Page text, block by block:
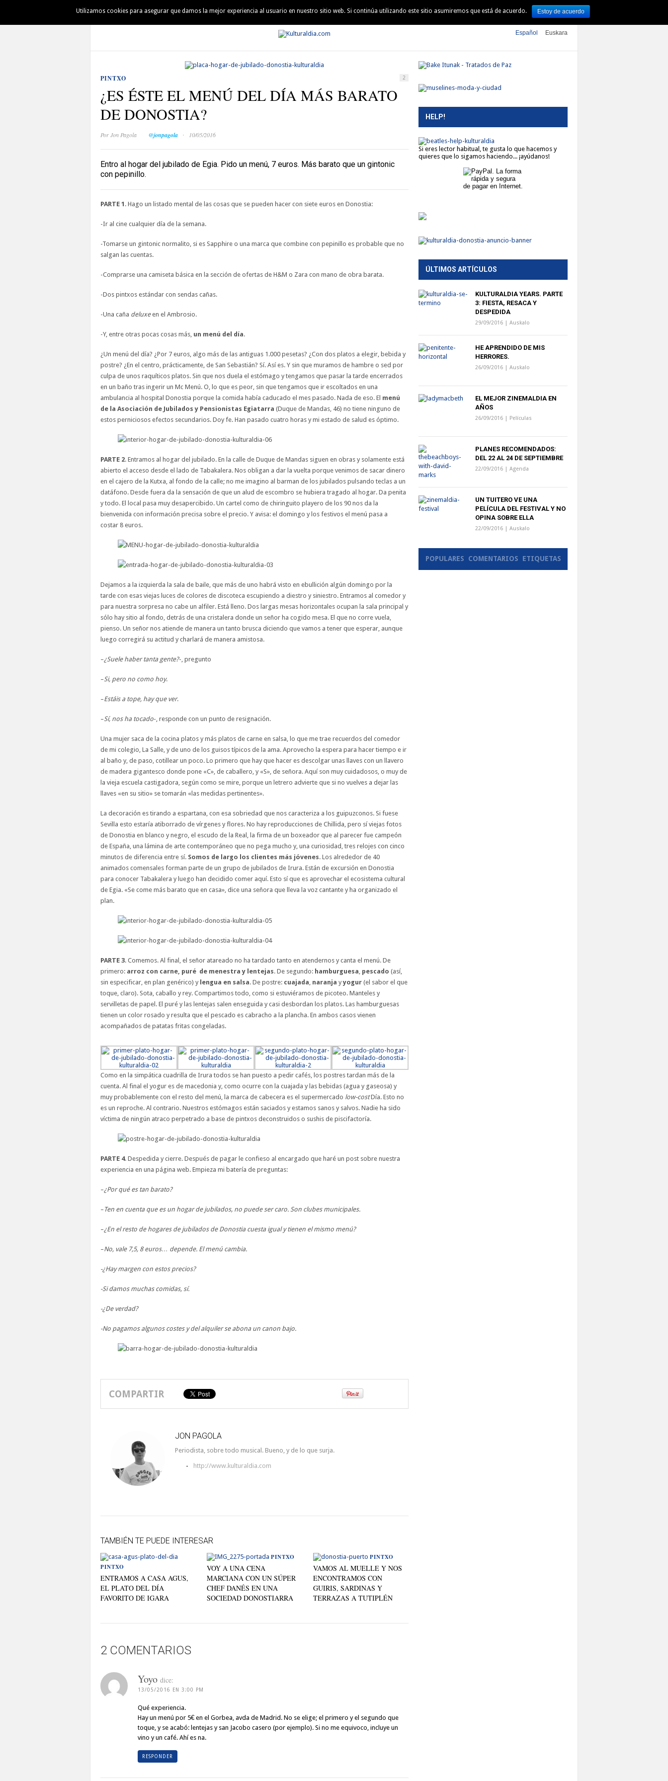
AUSKALO DENBORAPASA PINTXO QUIÉN ES QUIÉN AGENDA MÚSICA PELÍCULAS LECTURA ARTE DSS 2016
Español Euskara
PINTXO 2
¿ES ÉSTE EL MENÚ DEL DÍA MÁS BARATO
DE DONOSTIA?
PorJon Pagola @jonpagola · 10/05/2016
Entro al hogar del jubilado de Egia. Pido un menú, 7 euros. Más barato que un gintonic
con pepinillo.
PARTE 1 . Hago un listado mental de las cosas que se pueden hacer con siete euros en Donostia:
-Ir al cine cualquier día de la semana.
-Tomarse un gintonic normalito, si es Sapphire o una marca que combine con pepinillo es probable que no
salgan las cuentas.
-Comprarse una camiseta básica en la sección de ofertas de H&M o Zara con mano de obra barata.
-Dos pintxos estándar con sendas cañas.
-Una caña deluxeen el Ambrosio.
-Y, entre otras pocas cosas más, un menú del día.
¿Un menú del día? ¿Por 7 euros, algo más de las antiguas 1.000 pesetas? ¿Con dos platos a elegir, bebida y
postre? ¿En el centro, prácticamente, de San Sebastián? Sí. Así es. Y sin que muramos de hambre o sed por
culpa de unos raquíticos platos. Sin que nos duela el estómago y tengamos que pasar la tarde encerrados
en un baño tras ingerir un Mc Menú. O, lo que es peor, sin que tengamos que ir escoltados en una
ambulancia al hospital Donostia porque la comida había caducado el mes pasado. Nada de eso. El menú
de la Asociación de Jubilados y Pensionistas Egiatarra (Duque de Mandas, 46) no tiene ninguno de
estos perniciosos efectos secundarios. Doy fe. Han pasado cuatro horas y mi estado de salud es óptimo.
PARTE 2. Entramos al hogar del jubilado. En la calle de Duque de Mandas siguen en obras y solamente está
abierto el acceso desde el lado de Tabakalera. Nos obligan a dar la vuelta porque venimos de sacar dinero
en el cajero de la Kutxa, al fondo de la calle; no me imagino al barman de los jubilados pulsando teclas a un
datáfono. Desde fuera da la sensación de que un alud de escombro se hubiera tragado al hogar. Da penita
y todo. El local pasa muy desapercibido. Un cartel como de chiringuito playero de los 90 nos da la
bienvenida con información precisa sobre el precio. Y avisa: el domingo y los festivos el menú pasa a
costar 8 euros.
Dejamos a la izquierda la sala de baile, que más de uno habrá visto en ebullición algún domingo por la
tarde con esas viejas luces de colores de discoteca escupiendo a diestro y siniestro. Entramos al comedor y
para nuestra sorpresa no cabe un alfiler. Está lleno. Dos largas mesas horizontales ocupan la sala principal y
sólo hay sitio al fondo, detrás de una cristalera donde un señor ha cogido mesa. El que no corre vuela,
pienso. Un señor nos atiende de manera un tanto brusca diciendo que vamos a tener que esperar, aunque
luego corregirá su actitud y charlará de manera amistosa.
–¿Suele haber tanta gente?-, pregunto
–Si, pero no como hoy.
–Estáis a tope, hay que ver.
–Sí, nos ha tocado-, responde con un punto de resignación.
Una mujer saca de la cocina platos y más platos de carne en salsa, lo que me trae recuerdos del comedor
de mi colegio, La Salle, y de uno de los guisos típicos de la ama. Aprovecho la espera para hacer tiempo e ir
al baño y, de paso, cotillear un poco. Lo primero que hay que hacer es descolgar unas llaves con un llavero
de madera gigantesco donde pone «C», de caballero, y «S», de señora. Aquí son muy cuidadosos, o muy de
la vieja escuela castigadora, según como se mire, porque un letrero advierte que si no vuelves a dejar las
llaves «en su sitio» se tomarán «las medidas pertinentes».
La decoración es tirando a espartana, con esa sobriedad que nos caracteriza a los guipuzconos. Si fuese
Sevilla esto estaría atiborrado de vírgenes y flores. No hay reproducciones de Chillida, pero sí viejas fotos
de Donostia en blanco y negro, el escudo de la Real, la firma de un boxeador que al parecer fue campeón
de España, una lámina de arte contemporáneo que no pega mucho y, una curiosidad, tres relojes con cinco
minutos de diferencia entre sí. Somos de largo los clientes más jóvenes. Los alrededor de 40
animados comensales forman parte de un grupo de jubilados de Irura. Están de excursión en Donostia
para conocer Tabakalera y luego han decidido comer aquí. Esto sí que es aprovechar el ecosistema cultural
de Egia. «Se come más barato que en casa», dice una señora que lleva la voz cantante y ha organizado el
plan.
PARTE 3. Comemos. Al final, el señor atareado no ha tardado tanto en atendernos y canta el menú. De
primero: arroz con carne, puré de menestra y lentejas. De segundo: hamburguesa, pescado (así,
sin especificar, en plan genérico) y lengua en salsa. De postre: cuajada, naranja yyogur (el sabor el que
toque, claro). Sota, caballo y rey. Compartimos todo, como si estuviéramos de picoteo. Manteles y
servilletas de papel. El puré y las lentejas salen enseguida y casi desbordan los platos. Las hamburguesas
tienen un color rosado y resulta que el pescado es cabracho a la plancha. En ambos casos vienen
acompañados de patatas fritas congeladas.
Como en la simpática cuadrilla de Irura todos se han puesto a pedir cafés, los postres tardan más de la
cuenta. Al final el yogur es de macedonia y, como ocurre con la cuajada y las bebidas (agua y gaseosa) y
muy probablemente con el resto del menú, la marca de cabecera es el supermercado low-costDía. Esto no
es un reproche. Al contrario. Nuestros estómagos están saciados y estamos sanos y salvos. Nadie ha sido
víctima de ningún atraco perpetrado a base de pintxos deconstruidos o sushis de piscifactoría.
PARTE 4. Despedida y cierre. Después de pagar le confieso al encargado que haré un post sobre nuestra
experiencia en una página web. Empieza mi batería de preguntas:
–¿Por qué es tan barato?
– Ten en cuenta que es un hogar de jubilados, no puede ser caro. Son clubes municipales.
–¿En el resto de hogares de jubilados de Donostia cuesta igual y tienen el mismo menú?
–No, vale 7,5, 8 euros… depende. El menú cambia.
-¿Hay margen con estos precios?
-Si damos muchas comidas, sí.
-¿De verdad?
-No pagamos algunos costes y del alquiler se abona un canon bajo.
COMPARTIR
JON PAGOLA
Periodista, sobre todo musical. Bueno, y de lo que surja.
- http://www.kulturaldia.com
TAMBIÉN TE PUEDE INTERESAR
PINTXO
ENTRAMOS A CASA AGUS,
EL PLATO DEL DÍA
FAVORITO DE IGARA
PINTXO
VOY A UNA CENA
MARCIANA CON UN SÚPER
CHEF DANÉS EN UNA
SOCIEDAD DONOSTIARRA
PINTXO
VAMOS AL MUELLE Y NOS
ENCONTRAMOS CON
GUIRIS, SARDINAS Y
TERRAZAS A TUTIPLÉN
2 COMENTARIOS
Yoyo dice:
13/05/2016 EN 3:00 PM
Qué experiencia.
Hay un menú por 5€ en el Gorbea, avda de Madrid. No se elige; el primero y el segundo que
toque, y se acabó: lentejas y san Jacobo casero (por ejemplo). Si no me equivoco, incluye un
vino y un café. Ahí es na.
RESPONDER
HELP!
Si eres lector habitual, te gusta lo que hacemos y
quieres que lo sigamos haciendo... ¡ayúdanos!
ÚLTIMOS ARTÍCULOS
KULTURALDIA YEARS. PARTE
3: FIESTA, RESACA Y
DESPEDIDA
29/09/2016 | Auskalo
HE APRENDIDO DE MIS
HERRORES.
26/09/2016 | Auskalo
EL MEJOR ZINEMALDIA EN
AÑOS
26/09/2016 | Películas
PLANES RECOMENDADOS:
DEL 22 AL 24 DE SEPTIEMBRE
22/09/2016 | Agenda
UN TUITERO VE UNA
PELÍCULA DEL FESTIVAL Y NO
OPINA SOBRE ELLA
22/09/2016 | Auskalo
POPULARES COMENTARIOS ETIQUETAS
Utilizamos cookies para asegurar que damos la mejor experiencia al usuario en nuestro sitio web. Si continúa utilizando este sitio asumiremos que está de acuerdo. Estoy de acuerdo